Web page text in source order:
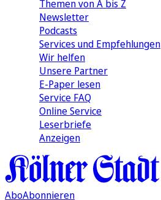
Themen von A bis Z
Newsletter
Podcasts
Services und Empfehlungen
Wir helfen
Unsere Partner
E-Paper lesen
Service FAQ
Online Service
Leserbriefe
Anzeigen
AboAbonnieren